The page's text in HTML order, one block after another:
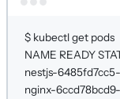
$ kubectlget pods
NAME READY
nestjs-
nginx-